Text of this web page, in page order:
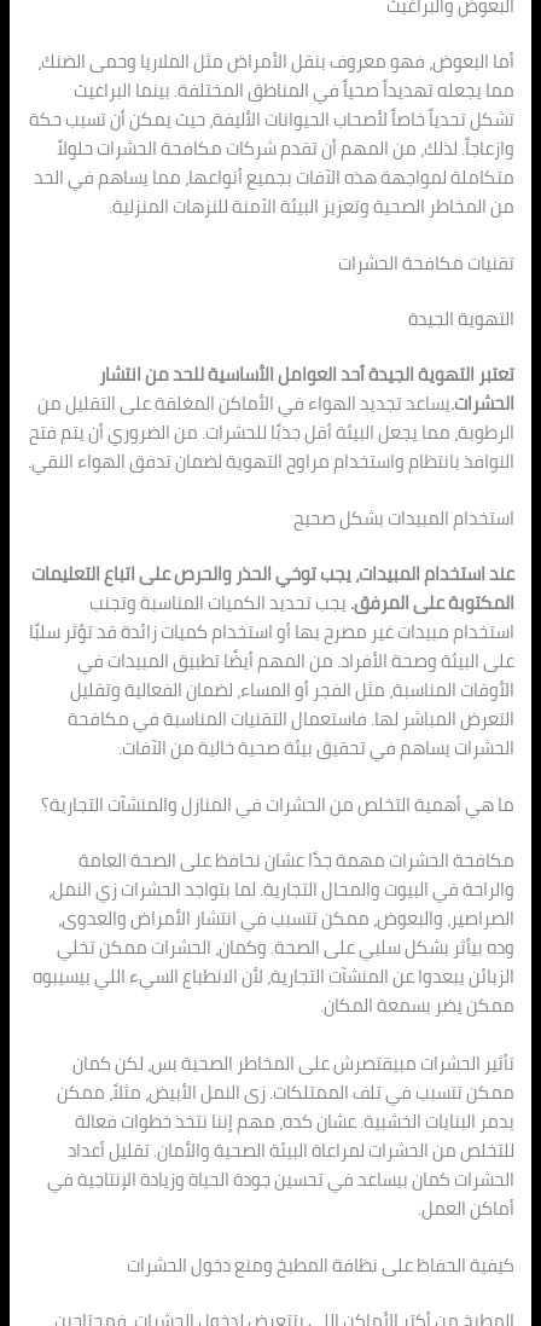
أما البعوض، فهو معروف بنقل الأمراض مثل الملاريا وحمى الضنك،
مما يجعله تهديداً صحياً في المناطق المختلفة. بينما البراغيث
تشكل تحدياً خاصاً لأصحاب الحيوانات الأليفة، حيث يمكن أن تسبب حكة
وازعاجاً. لذلك، من المهم أن تقدم شركات مكافحة الحشرات حلولاً
متكاملة لمواجهة هذه الآفات بجميع أنواعها، مما يساهم في الحد
من المخاطر الصحية وتعزيز البيئة الآمنة للنزهات المنزلية.
تقنيات مكافحة الحشرات
التهوية الجيدة
تعتبر التهوية الجيدة أحد العوامل الأساسية للحد من انتشار
الحشرات.يساعد تجديد الهواء في الأماكن المغلقة على التقليل من
الرطوبة، مما يجعل البيئة أقل جذبًا للحشرات. من الضروري أن يتم فتح
النوافذ بانتظام واستخدام مراوح التهوية لضمان تدفق الهواء النقي.
استخدام المبيدات بشكل صحيح
عند استخدام المبيدات، يجب توخي الحذر والحرص على اتباع التعليمات
المكتوبة على المرفق.يجب تحديد الكميات المناسبة وتجنب
استخدام مبيدات غير مصرح بها أو استخدام كميات زائدة قد تؤثر سلبًا
على البيئة وصحة الأفراد. من المهم أيضًا تطبيق المبيدات في
الأوقات المناسبة، مثل الفجر أو المساء، لضمان الفعالية وتقليل
التعرض المباشر لها. فاستعمال التقنيات المناسبة في مكافحة
الحشرات يساهم في تحقيق بيئة صحية خالية من الآفات.
ما هي أهمية التخلص من الحشرات في المنازل والمنشآت التجارية؟
مكافحة الحشرات مهمة جدًا عشان نحافظ على الصحة العامة
والراحة في البيوت والمحال التجارية. لما بتواجد الحشرات زي النمل،
الصراصير، والبعوض، ممكن تتسبب في انتشار الأمراض والعدوى،
وده بيأثر بشكل سلبي على الصحة. وكمان، الحشرات ممكن تخلي
الزبائن يبعدوا عن المنشآت التجارية، لأن الانطباع السيء اللي بيسيبوه
ممكن يضر بسمعة المكان.
تأثير الحشرات مبيقتصرش على المخاطر الصحية بس، لكن كمان
ممكن تتسبب في تلف الممتلكات. زى النمل الأبيض، مثلاً، ممكن
يدمر البنايات الخشبية. عشان كده، مهم إننا نتخذ خطوات فعالة
للتخلص من الحشرات لمراعاة البيئة الصحية والأمان. تقليل أعداد
الحشرات كمان بيساعد في تحسين جودة الحياة وزيادة الإنتاجية في
أماكن العمل.
كيفية الحفاظ على نظافة المطبخ ومنع دخول الحشرات